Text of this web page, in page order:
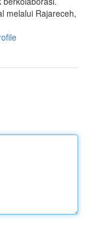
melalui Rajareceh,